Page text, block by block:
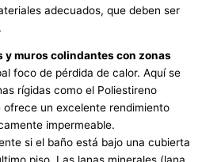
adecuados, que deben ser
y muros colindantes con zonas
foco de pérdida de calor. Aquí se
rígidas como el Poliestireno
ofrece un excelente rendimiento
impermeable.
si el baño está bajo una cubierta